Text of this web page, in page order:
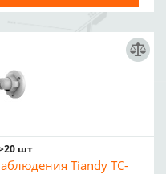
шт
Tiandy TC-